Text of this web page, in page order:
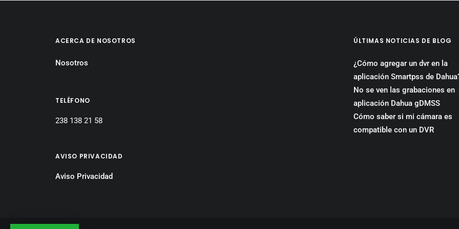
ACERCA DE NOSOTROS
Nosotros
TELÉFONO
238 138 21 58
AVISO PRIVACIDAD
Aviso Privacidad
ÚLTIMAS NOTICIAS DE BLOG
¿Cómo agregar un dvr en la
aplicación Smartpss de
No se ven las grabaciones en
aplicación Dahua gDMSS
Cómo saber si mi cámara es
compatible con un DVR